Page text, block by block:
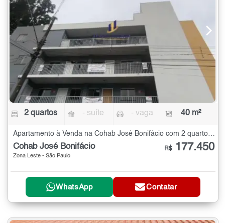
2 quartos - suíte - vaga 40 m²
Apartamento à Venda na Cohab José Bonifácio com 2 quartos - 40 m²
Cohab José Bonifácio
Zona Leste - São Paulo
R$ 177.450
WhatsApp Contatar